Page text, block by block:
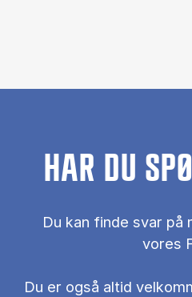
HAR DU
Du kan finde svar på
vores
Du er også al­tid